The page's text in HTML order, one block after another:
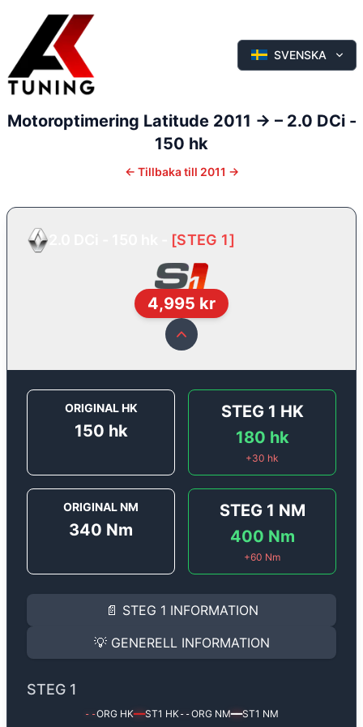
SVENSKA
Motoroptimering Latitude 2011 -> – 2.0 DCi -
150 hk
← Tillbaka till 2011 ->
[STEG 1]
4,995 kr
ORIGINAL HK
150 hk
STEG 1 HK
180 hk
+30 hk
ORIGINAL NM
340 Nm
STEG 1 NM
400 Nm
+60 Nm
📄 STEG 1 INFORMATION
INFORMATION
Steg 1
Renault Latitude 2.0 DCi
Effekten ökar från150 hktill180 hkoch
(+30 hk & +60 Nm).
Ger mer effekt, högre vridmoment, lägre
Steg 1 mjukvara justerar vi ett antal
💡 GENERELL INFORMATION
✅ All mjukvara är skräddarsydd för din bil
✅ Felsökning inann samt efter optimering
STEG 1
--ORG HK━━ST1 HK--ORG NM━━ST1 NM